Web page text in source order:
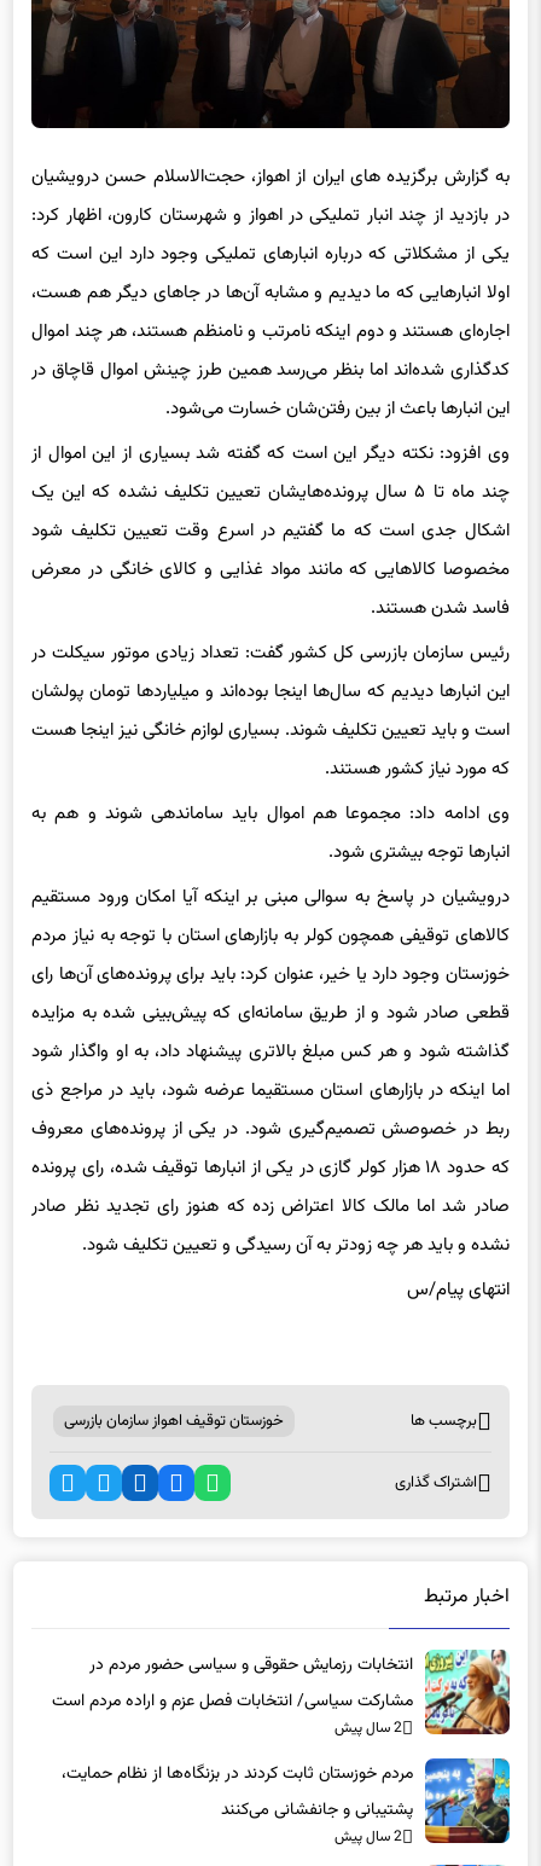
به گزارش برگزیده های ایران از اهواز، حجت‌الاسلام حسن درویشیان
در بازدید از چند انبار تملیکی در اهواز و شهرستان کارون، اظهار کرد:
یکی از مشکلاتی که درباره انبارهای تملیکی وجود دارد این است که
اولا انبارهایی که ما دیدیم و مشابه آن‌ها در جاهای دیگر هم هست،
اجاره‌ای هستند و دوم اینکه نامرتب و نامنظم هستند، هر چند اموال
کدگذاری شده‌اند اما بنظر می‌رسد همین طرز چینش اموال قاچاق در
این انبارها باعث از بین رفتن‌شان خسارت می‌شود.
وی افزود: نکته دیگر این است که گفته شد بسیاری از این اموال از
چند ماه تا ۵ سال پرونده‌هایشان تعیین تکلیف نشده که این یک
اشکال جدی است که ما گفتیم در اسرع وقت تعیین تکلیف شود
مخصوصا کالاهایی که مانند مواد غذایی و کالای خانگی در معرض
فاسد شدن هستند.
رئیس سازمان بازرسی کل کشور گفت: تعداد زیادی موتور سیکلت در
این انبارها دیدیم که سال‌ها اینجا بوده‌اند و میلیاردها تومان پولشان
است و باید تعیین تکلیف شوند. بسیاری لوازم خانگی نیز اینجا هست
که مورد نیاز کشور هستند.
وی ادامه داد: مجموعا هم اموال باید ساماندهی شوند و هم به
انبارها توجه بیشتری شود.
درویشیان در پاسخ به سوالی مبنی بر اینکه آیا امکان ورود مستقیم
کالاهای توقیفی همچون کولر به بازارهای استان با توجه به نیاز مردم
خوزستان وجود دارد یا خیر، عنوان کرد: باید برای پرونده‌‌های آن‌ها رای
قطعی صادر شود و از طریق سامانه‌ای که پیش‌بینی شده به مزایده
گذاشته شود و هر کس مبلغ بالاتری پیشنهاد داد، به او واگذار شود
اما اینکه در بازارهای استان مستقیما عرضه شود، باید در مراجع ذی
ربط در خصوصش تصمیم‌گیری شود. در یکی از پرونده‌های معروف
که حدود ۱۸ هزار کولر گازی در یکی از انبارها توقیف شده، رای پرونده
صادر شد اما مالک کالا اعتراض زده که هنوز رای تجدید نظر صادر
نشده و باید هر چه زودتر به آن رسیدگی و تعیین تکلیف شود.
انتهای پیام/س
برچسب ها خوزستان توقیف اهواز سازمان بازرسی
اشتراک گذاری
اخبار مرتبط
انتخابات رزمایش حقوقی و سیاسی حضور مردم در
مشارکت سیاسی/ انتخابات فصل عزم و اراده مردم است
2 سال پیش
مردم خوزستان ثابت کردند در بزنگاه‌ها از نظام حمایت،
پشتیبانی و جانفشانی می‌کنند
2 سال پیش